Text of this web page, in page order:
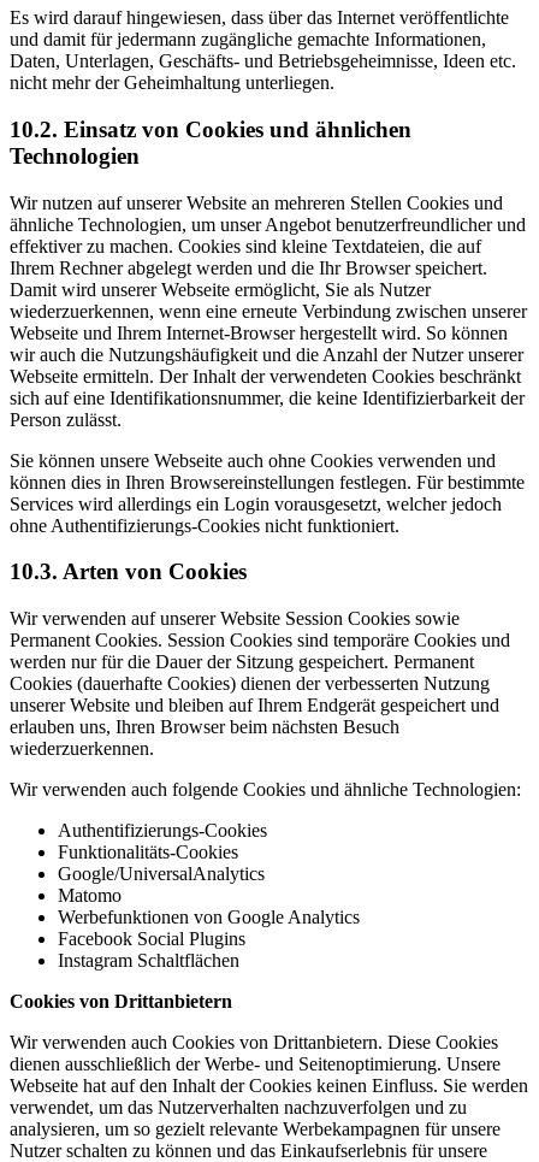
Es wird darauf hingewiesen, dass über das Internet veröffentlichte
und damit für jedermann zugängliche gemachte Informationen,
Daten, Unterlagen, Geschäfts- und Betriebsgeheimnisse, Ideen etc.
nicht mehr der Geheimhaltung unterliegen.
10.2. Einsatz von Cookies und ähnlichen
Technologien
Wir nutzen auf unserer Website an mehreren Stellen Cookies und
ähnliche Technologien, um unser Angebot benutzerfreundlicher und
effektiver zu machen. Cookies sind kleine Textdateien, die auf
Ihrem Rechner abgelegt werden und die Ihr Browser speichert.
Damit wird unserer Webseite ermöglicht, Sie als Nutzer
wiederzuerkennen, wenn eine erneute Verbindung zwischen unserer
Webseite und Ihrem Internet-Browser hergestellt wird. So können
wir auch die Nutzungshäufigkeit und die Anzahl der Nutzer unserer
Webseite ermitteln. Der Inhalt der verwendeten Cookies beschränkt
sich auf eine Identifikationsnummer, die keine Identifizierbarkeit der
Person zulässt.
Sie können unsere Webseite auch ohne Cookies verwenden und
können dies in Ihren Browsereinstellungen festlegen. Für bestimmte
Services wird allerdings ein Login vorausgesetzt, welcher jedoch
ohne Authentifizierungs-Cookies nicht funktioniert.
10.3. Arten von Cookies
Wir verwenden auf unserer Website Session Cookies sowie
Permanent Cookies. Session Cookies sind temporäre Cookies und
werden nur für die Dauer der Sitzung gespeichert. Permanent
Cookies (dauerhafte Cookies) dienen der verbesserten Nutzung
unserer Website und bleiben auf Ihrem Endgerät gespeichert und
erlauben uns, Ihren Browser beim nächsten Besuch
wiederzuerkennen.
Wir verwenden auch folgende Cookies und ähnliche Technologien:
Authentifizierungs-Cookies
Funktionalitäts-Cookies
Google/UniversalAnalytics
Matomo
Werbefunktionen von Google Analytics
Facebook Social Plugins
Instagram Schaltflächen
Cookies von Drittanbietern
Wir verwenden auch Cookies von Drittanbietern. Diese Cookies
dienen ausschließlich der Werbe- und Seitenoptimierung. Unsere
Webseite hat auf den Inhalt der Cookies keinen Einfluss. Sie werden
verwendet, um das Nutzerverhalten nachzuverfolgen und zu
analysieren, um so gezielt relevante Werbekampagnen für unsere
Nutzer schalten zu können und das Einkaufserlebnis für unsere